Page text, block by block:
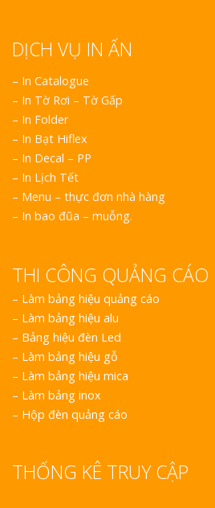
DỊCH VỤ IN ẤN
– In Catalogue
– In Tờ Rơi – Tờ Gấp
– In Folder
– In Bạt Hiflex
– In Decal – PP
– In Lịch Tết
– Menu – thực đơn nhà hàng
– In bao đũa – muỗng.
THI CÔNG QUẢNG CÁO
– Làm bảng hiệu quảng cáo
– Làm bảng hiệu alu
– Bảng hiệu đèn Led
– Làm bảng hiệu gỗ
– Làm bảng hiệu mica
– Làm bảng inox
– Hộp đèn quảng cáo
THỐNG KÊ TRUY CẬP